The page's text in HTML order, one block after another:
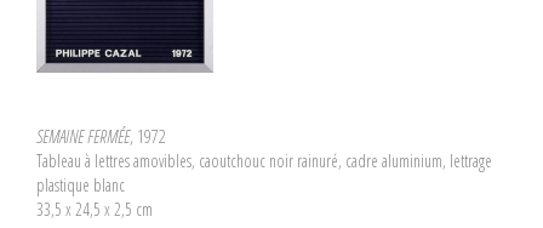
SEMAINE FERMÉE, 1972
Tableau à lettres amovibles, caoutchouc noir rainuré, cadre aluminium, lettrage
plastique blanc
33,5 x 24,5 x 2,5 cm